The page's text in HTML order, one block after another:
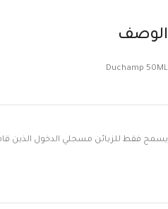
الوصف
Duchamp 50ML
يسمح فقط للزبائن مسجلي الدخول الذين